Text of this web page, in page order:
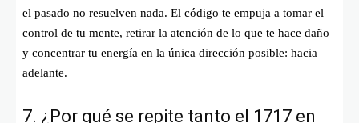
el pasado no resuelven nada. El código te empuja a tomar el
control de tu mente, retirar la atención de lo que te hace daño
y concentrar tu energía en la única dirección posible: hacia
adelante.
7. ¿Por qué se repite tanto el 1717 en